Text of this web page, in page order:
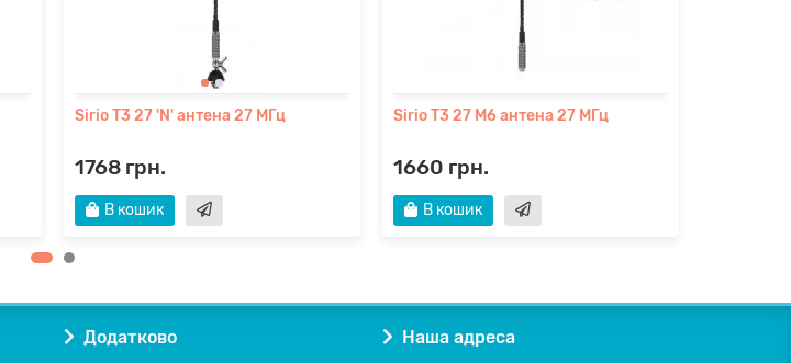
Sirio T3 27 'N' антена 27 МГц
1768 грн.
В кошик
Sirio T3 27 M6 антена 27 МГц
1660 грн.
В кошик
Додатково Наша адреса